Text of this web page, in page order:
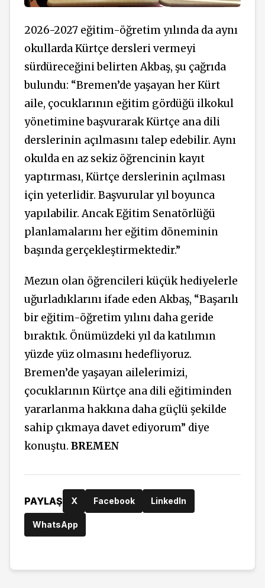
2026-2027 eğitim-öğretim yılında da aynı
okullarda Kürtçe dersleri vermeyi
sürdüreceğini belirten Akbaş, şu çağrıda
bulundu: “Bremen’de yaşayan her Kürt
aile, çocuklarının eğitim gördüğü ilkokul
yönetimine başvurarak Kürtçe ana dili
derslerinin açılmasını talep edebilir. Aynı
okulda en az sekiz öğrencinin kayıt
yaptırması, Kürtçe derslerinin açılması
için yeterlidir. Başvurular yıl boyunca
yapılabilir. Ancak Eğitim Senatörlüğü
planlamalarını her eğitim döneminin
başında gerçekleştirmektedir.”
Mezun olan öğrencileri küçük hediyelerle
uğurladıklarını ifade eden Akbaş, “Başarılı
bir eğitim-öğretim yılını daha geride
bıraktık. Önümüzdeki yıl da katılımın
yüzde yüz olmasını hedefliyoruz.
Bremen’de yaşayan ailelerimizi,
çocuklarının Kürtçe ana dili eğitiminden
yararlanma hakkına daha güçlü şekilde
sahip çıkmaya davet ediyorum” diye
konuştu. BREMEN
PAYLAŞ X Facebook LinkedIn
WhatsApp